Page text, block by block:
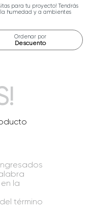
para tu proyecto! Tendrás
humedad y a ambientes
Ordenar por
Descuento
la
término